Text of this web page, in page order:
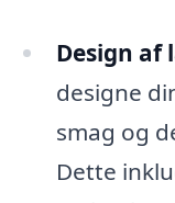
Design af
designe
smag og
Dette